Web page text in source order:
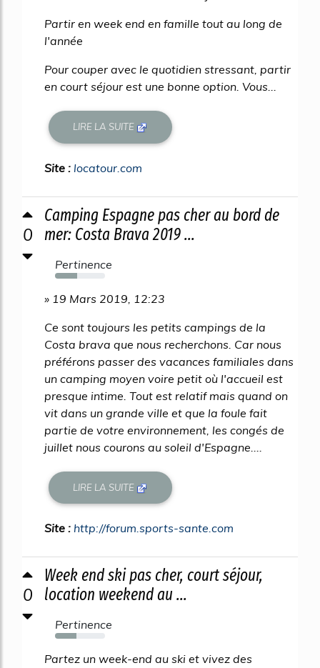
Partir en week end en famille tout au long de
l'année
Pour couper avec le quotidien stressant, partir
en court séjour est une bonne option. Vous...
LIRE LA SUITE
Site : locatour.com
0
Camping Espagne pas cher au bord de
mer: Costa Brava 2019 ...
Pertinence
44%
» 19 Mars 2019, 12:23
Ce sont toujours les petits campings de la
Costa brava que nous recherchons. Car nous
préférons passer des vacances familiales dans
un camping moyen voire petit où l'accueil est
presque intime. Tout est relatif mais quand on
vit dans un grande ville et que la foule fait
partie de votre environnement, les congés de
juillet nous courons au soleil d'Espagne....
LIRE LA SUITE
Site : http://forum.sports-sante.com
0
Week end ski pas cher, court séjour,
location weekend au ...
Pertinence
43%
Partez un week-end au ski et vivez des